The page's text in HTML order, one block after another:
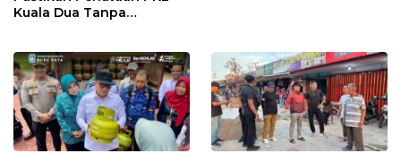
Kuala Dua Tanpa